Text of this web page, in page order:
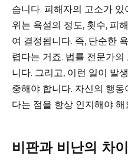
습니다. 피해자의 고소가
위는 욕설의 정도, 횟수, 피
여 결정됩니다. 즉, 단순한
렵다는 거죠. 법률 전문가
니다. 그리고, 이런 일이 발
중해야 합니다. 자신의 행
다는 점을 항상 인지해야 해
비판과 비난의 차